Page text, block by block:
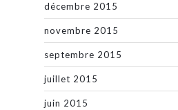
décembre 2015
novembre 2015
septembre 2015
juillet 2015
juin 2015